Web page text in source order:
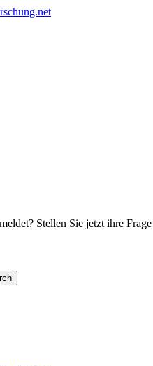
Stellen Sie jetzt ihre